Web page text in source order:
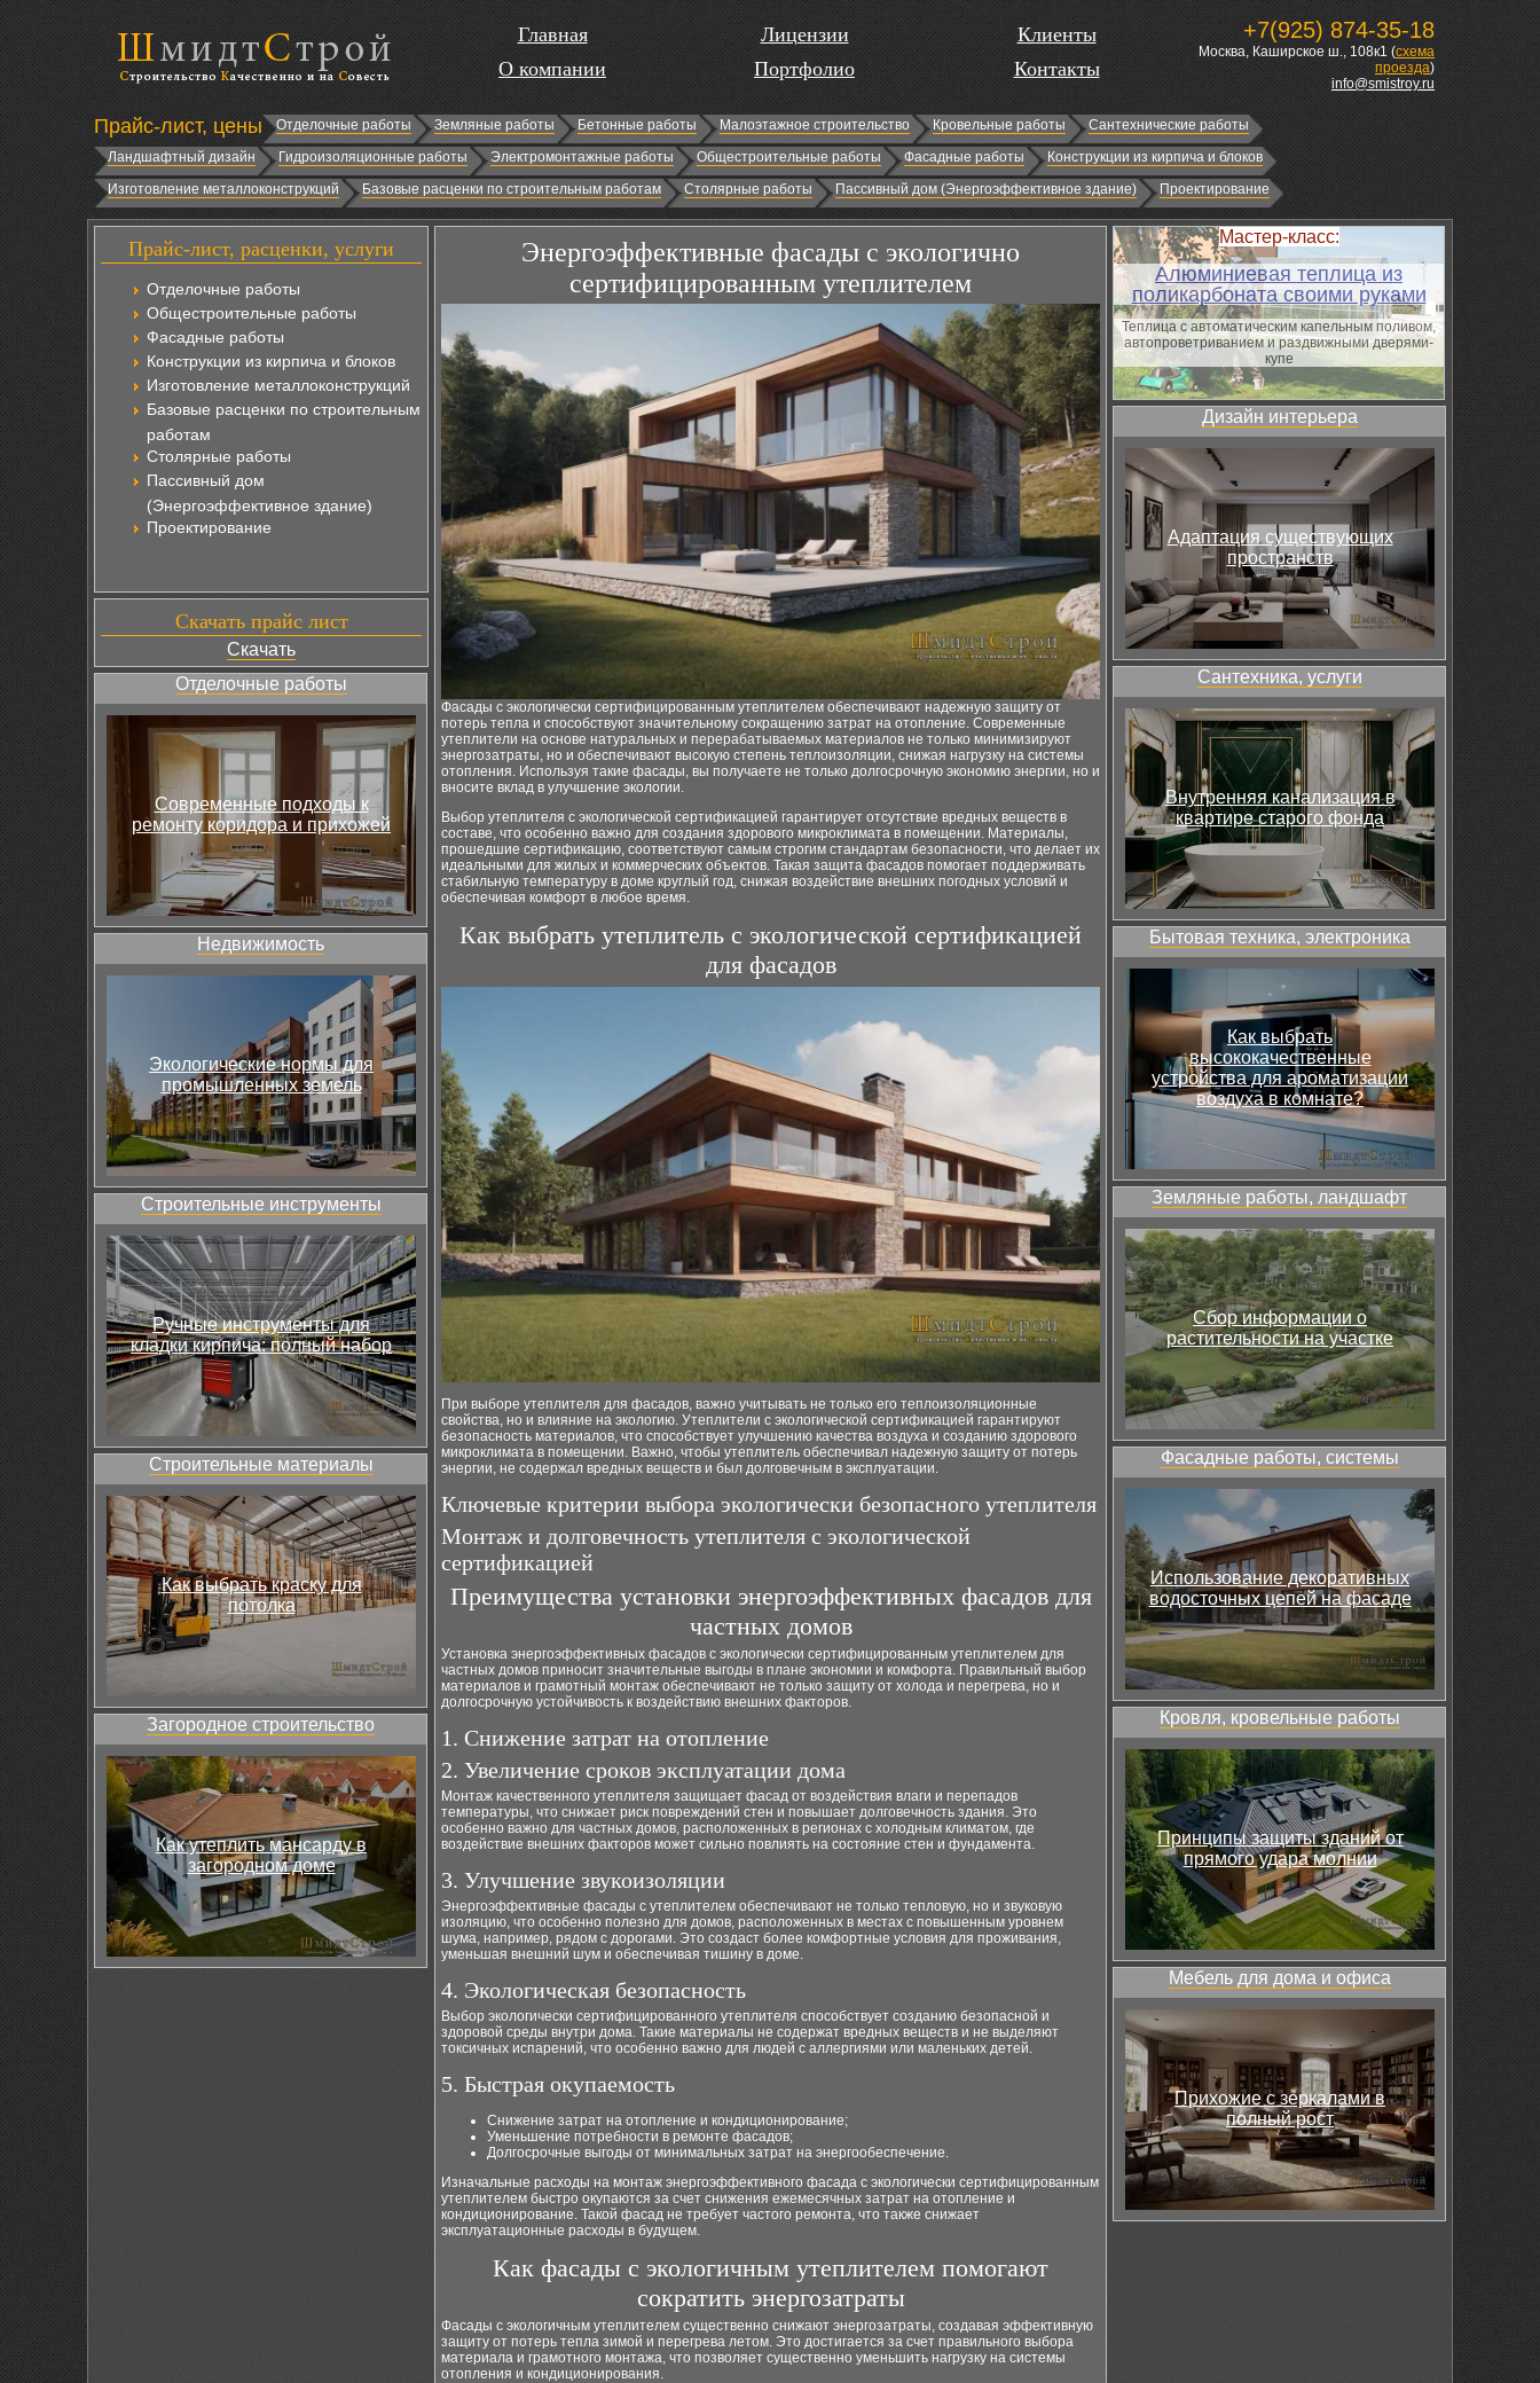
Главная
О компании
Лицензии
Портфолио
Клиенты
Контакты
+7(925) 874-35-18
Москва, Каширское ш., 108к1 (схема
проезда)
info@smistroy.ru
Прайс-лист, цены Отделочные работы Земляные работы Бетонные работы Малоэтажное строительство Кровельные работы
Сантехнические работы
Ландшафтный дизайн
Гидроизоляционные работы Электромонтажные работы Общестроительные работы Фасадные работы
Конструкции из кирпича и блоков
Изготовление металлоконструкций
Базовые расценки по строительным работам Столярные работы Пассивный дом (Энергоэффективное здание) Проектирование
Прайс-лист, расценки, услуги
Отделочные работы
Общестроительные работы
Фасадные работы
Конструкции из кирпича и блоков
Изготовление металлоконструкций
Базовые расценки по строительным
работам
Столярные работы
Пассивный дом
(Энергоэффективное здание)
Проектирование
Скачать прайс лист
Скачать
Отделочные работы
Современные подходы к
ремонту коридора и прихожей
Недвижимость
Экологические нормы для
промышленных земель
Строительные инструменты
Ручные инструменты для
кладки кирпича: полный набор
Строительные материалы
Как выбрать краску для
потолка
Загородное строительство
Как утеплить мансарду в
загородном доме
Энергоэффективные фасады с экологично
сертифицированным утеплителем
Фасады с экологически сертифицированным утеплителем обеспечивают надежную защиту от
потерь тепла и способствуют значительному сокращению затрат на отопление. Современные
утеплители на основе натуральных и перерабатываемых материалов не только минимизируют
энергозатраты, но и обеспечивают высокую степень теплоизоляции, снижая нагрузку на системы
отопления. Используя такие фасады, вы получаете не только долгосрочную экономию энергии, но и
вносите вклад в улучшение экологии.
Выбор утеплителя с экологической сертификацией гарантирует отсутствие вредных веществ в
составе, что особенно важно для создания здорового микроклимата в помещении. Материалы,
прошедшие сертификацию, соответствуют самым строгим стандартам безопасности, что делает их
идеальными для жилых и коммерческих объектов. Такая защита фасадов помогает поддерживать
стабильную температуру в доме круглый год, снижая воздействие внешних погодных условий и
обеспечивая комфорт в любое время.
Как выбрать утеплитель с экологической сертификацией
для фасадов
При выборе утеплителя для фасадов, важно учитывать не только его теплоизоляционные
свойства, но и влияние на экологию. Утеплители с экологической сертификацией гарантируют
безопасность материалов, что способствует улучшению качества воздуха и созданию здорового
микроклимата в помещении. Важно, чтобы утеплитель обеспечивал надежную защиту от потерь
энергии, не содержал вредных веществ и был долговечным в эксплуатации.
Ключевые критерии выбора экологически безопасного утеплителя
Монтаж и долговечность утеплителя с экологической
сертификацией
Преимущества установки энергоэффективных фасадов для
частных домов
Установка энергоэффективных фасадов с экологически сертифицированным утеплителем для
частных домов приносит значительные выгоды в плане экономии и комфорта. Правильный выбор
материалов и грамотный монтаж обеспечивают не только защиту от холода и перегрева, но и
долгосрочную устойчивость к воздействию внешних факторов.
1. Снижение затрат на отопление
2. Увеличение сроков эксплуатации дома
Монтаж качественного утеплителя защищает фасад от воздействия влаги и перепадов
температуры, что снижает риск повреждений стен и повышает долговечность здания. Это
особенно важно для частных домов, расположенных в регионах с холодным климатом, где
воздействие внешних факторов может сильно повлиять на состояние стен и фундамента.
3. Улучшение звукоизоляции
Энергоэффективные фасады с утеплителем обеспечивают не только тепловую, но и звуковую
изоляцию, что особенно полезно для домов, расположенных в местах с повышенным уровнем
шума, например, рядом с дорогами. Это создаст более комфортные условия для проживания,
уменьшая внешний шум и обеспечивая тишину в доме.
4. Экологическая безопасность
Выбор экологически сертифицированного утеплителя способствует созданию безопасной и
здоровой среды внутри дома. Такие материалы не содержат вредных веществ и не выделяют
токсичных испарений, что особенно важно для людей с аллергиями или маленьких детей.
5. Быстрая окупаемость
Снижение затрат на отопление и кондиционирование;
Уменьшение потребности в ремонте фасадов;
Долгосрочные выгоды от минимальных затрат на энергообеспечение.
Изначальные расходы на монтаж энергоэффективного фасада с экологически сертифицированным
утеплителем быстро окупаются за счет снижения ежемесячных затрат на отопление и
кондиционирование. Такой фасад не требует частого ремонта, что также снижает
эксплуатационные расходы в будущем.
Как фасады с экологичным утеплителем помогают
сократить энергозатраты
Фасады с экологичным утеплителем существенно снижают энергозатраты, создавая эффективную
защиту от потерь тепла зимой и перегрева летом. Это достигается за счет правильного выбора
материала и грамотного монтажа, что позволяет существенно уменьшить нагрузку на системы
отопления и кондиционирования.
Мастер-класс:
Алюминиевая теплица из
поликарбоната своими руками
Теплица с автоматическим капельным поливом,
автопроветриванием и раздвижными дверями-
купе
Дизайн интерьера
Адаптация существующих
пространств
Сантехника, услуги
Внутренняя канализация в
квартире старого фонда
Бытовая техника, электроника
Как выбрать
высококачественные
устройства для ароматизации
воздуха в комнате?
Земляные работы, ландшафт
Сбор информации о
растительности на участке
Фасадные работы, системы
Использование декоративных
водосточных цепей на фасаде
Кровля, кровельные работы
Принципы защиты зданий от
прямого удара молнии
Мебель для дома и офиса
Прихожие с зеркалами в
полный рост